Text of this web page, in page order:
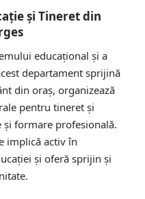
și Tineret din
educațional și a
departament sprijină
din oraș, organizează
pentru tineret și
și formare profesională.
implică activ în
și oferă sprijin și